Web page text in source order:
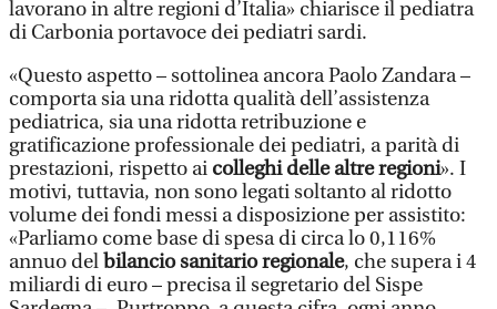
lavorano in altre regioni d’Italia» chiarisce il pediatra
di Carbonia portavoce dei pediatri sardi.
«Questo aspetto – sottolinea ancora Paolo Zandara –
comporta sia una ridotta qualità dell’assistenza
pediatrica, sia una ridotta retribuzione e
gratificazione professionale dei pediatri, a parità di
prestazioni, rispetto ai colleghi delle altre regioni». I
motivi, tuttavia, non sono legati soltanto al ridotto
volume dei fondi messi a disposizione per assistito:
«Parliamo come base di spesa di circa lo 0,116%
annuo del bilancio sanitario regionale, che supera i 4
miliardi di euro – precisa il segretario del Sispe